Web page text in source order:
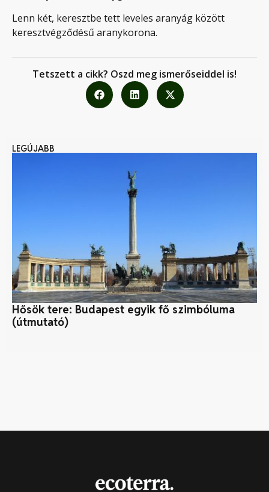
Lenn két, keresztbe tett leveles aranyág között
keresztvégződésű aranykorona.
Tetszett a cikk? Oszd meg ismerőseiddel is!
LEGÚJABB
Hősök tere: Budapest egyik fő szimbóluma
(útmutató)